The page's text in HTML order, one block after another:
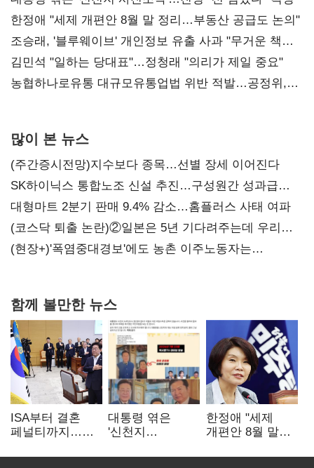
한정애 "세제 개편안 8월 말 정리…부동산 공급도 논의"
조승래, '블루웨이브' 개인정보 유출 사과 "무거운 책임
통감"
김민석 "일하는 당대표"…정청래 "의리가 제일 중요"
농협하나로유통 대규모유통업법 위반 적발…공정위,
많이 본 뉴스
(주간증시전망)지수보다 종목…선별 장세 이어진다
SK하이닉스 통합노조 신설 추진…구성원간 성과급
불만 확산
대형마트 2분기 판매 9.4% 감소…홈플러스 사태 여파
(코스닥 퇴출 논란)②일본은 5년 기다려주는데 우리는
당장 퇴출?…시간만으론 부족한 코스닥 구하기
(현장+)'폭염중대경보'에도 농촌 이주노동자는
함께 볼만한 뉴스
ISA부터 결혼
페널티까지…
하락에 '청년
대통령 엮은
'신천지
"선 넘었다" 격앙
한정애 "세제
개편안 8월 말
공급도 논의"